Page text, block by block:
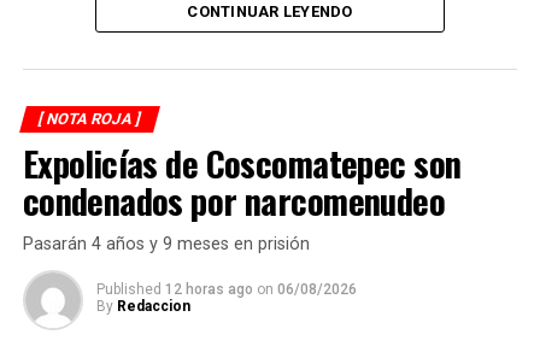
Testigos del accidente solicitaron de inmediato el apoyo
de los cuerpos de emergencia al percatarse de que el
asfáltica, mientras otros automovilistas redujeron la
velocidad para evitar otro percance.
Al sitio arribaron paramédicos de Protección Civil de
Atoyac, quienes brindaron los primeros auxilios al
lesionado y, tras estabilizarlo, lo trasladaron de urgencia
a un hospital del municipio de Potrero Nuevo para
recibir atención médica especializada.
CONTINUAR LEYENDO
[ NOTA ROJA ]
Expolicías de Coscomatepec son
condenados por narcomenudeo
Pasarán 4 años y 9 meses en prisión
Published 12 horas ago on 06/08/2026
By Redaccion